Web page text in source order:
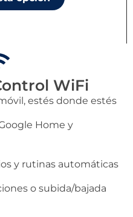
WiFi
estés donde estés
Home y
y rutinas automáticas
o subida/bajada